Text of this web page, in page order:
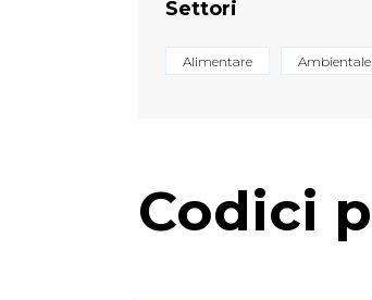
Settori
Alimentare Ambientale
Codici